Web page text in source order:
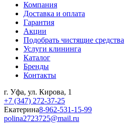
Компания
Доставка и оплата
Гарантия
Акции
Подобрать чистящие средства
Услуги клининга
Каталог
Бренды
Контакты
г. Уфа, ул. Кирова, 1
+7 (347) 272-37-25
Екатерина8-962-531-15-99
polina2723725@mail.ru